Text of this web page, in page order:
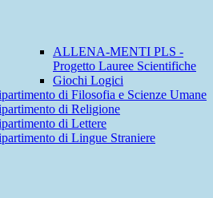
ALLENA-MENTI PLS -
Progetto Lauree Scientifiche
Giochi Logici
di Filosofia e Scienze Umane
di Religione
di Lettere
di Lingue Straniere